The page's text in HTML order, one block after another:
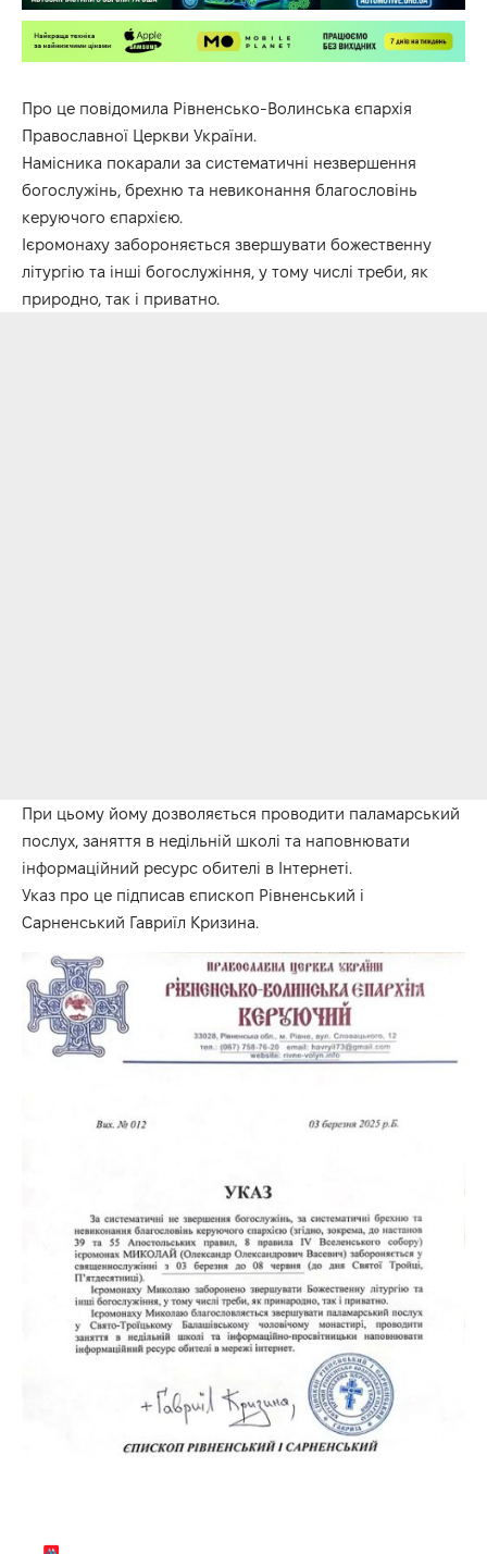
Про це повідомила Рівненсько-Волинська єпархія
Православної Церкви України.
Намісника покарали за систематичні незвершення
богослужінь, брехню та невиконання благословінь
керуючого єпархією.
Ієромонаху забороняється звершувати божественну
літургію та інші богослужіння, у тому числі треби, як
природно, так і приватно.
При цьому йому дозволяється проводити паламарський
послух, заняття в недільній школі та наповнювати
інформаційний ресурс обителі в Інтернеті.
Указ про це підписав єпископ Рівненський і
Сарненський Гавриїл Кризина.